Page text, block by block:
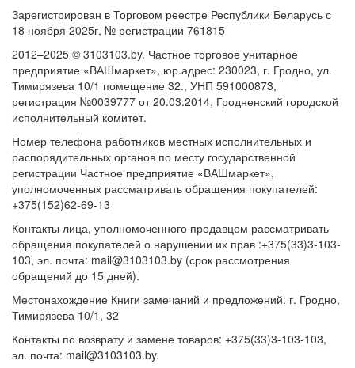
Зарегистрирован в Торговом реестре Республики Беларусь с
18 ноября 2025г, № регистрации 761815
2012–2025 © 3103103.by. Частное торговое унитарное
предприятие «ВАШмаркет», юр.адрес: 230023, г. Гродно, ул.
Тимирязева 10/1 помещение 32., УНП 591000873,
регистрация №0039777 от 20.03.2014, Гродненский городской
исполнительный комитет.
Номер телефона работников местных исполнительных и
распорядительных органов по месту государственной
регистрации Частное предприятие «ВАШмаркет»,
уполномоченных рассматривать обращения покупателей:
+375(152)62-69-13
Контакты лица, уполномоченного продавцом рассматривать
обращения покупателей о нарушении их прав :+375(33)3-103-
103, эл. почта: mail@3103103.by (срок рассмотрения
обращений до 15 дней).
Местонахождение Книги замечаний и предложений: г. Гродно,
Тимирязева 10/1, 32
Контакты по возврату и замене товаров: +375(33)3-103-103,
эл. почта: mail@3103103.by.